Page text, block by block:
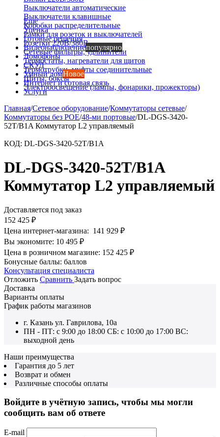
Выключатели автоматические
Выключатели клавишные
Коробки распределительные
Рамки для розеток и выключателей
Розетки 220В/380В
Сетевые фильтры, удлинители
Термостаты, нагреватели для щитов
Термотрубки, муфты соединительные
Щиты, боксы
Электроосвещение (лампы, фонарики, прожекторы)
Еще
Уценка
Готовые решения
Видеонаблюдениепопулярно
Домофоны
СКУД
Умный домНовое
Интернет и сотовая связь
Услуги
Главная/Сетевое оборудование/Коммутаторы сетевые/
Коммутаторы без POE/48-ми портовые/DL-DGS-3420-
52T/B1A Коммутатор L2 управляемый
КОД: DL-DGS-3420-52T/B1A
DL-DGS-3420-52T/B1A
Коммутатор L2 управляемый
Доставляется под заказ
152 425 ₽
Цена интернет-магазина: 141 929 ₽
Вы экономите: 10 495 ₽
Цена в розничном магазине: 152 425 ₽
Бонусные баллы: баллов
Консультация специалиста
Отложить Сравнить Задать вопрос
Доставка
Варианты оплаты
График работы магазинов
г. Казань ул. Гаврилова, 10а
ПН - ПТ: с 9:00 до 18:00 СБ: с 10:00 до 17:00 ВС:
выходной день
Наши преимущества
Гарантия до 5 лет
Возврат и обмен
Различные способы оплаты
Войдите в учётную запись, чтобы мы могли
сообщить вам об ответе
E-mail